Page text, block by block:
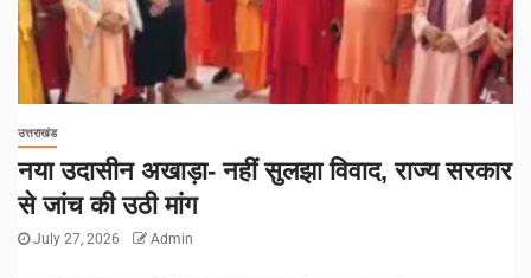
उत्तराखंड
नया उदासीन अखाड़ा- नहीं सुलझा विवाद, राज्य सरकार
से जांच की उठी मांग
July 27, 2026 Admin